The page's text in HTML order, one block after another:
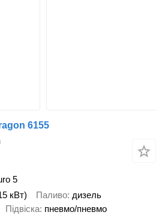
6155
5
кВт) Паливо дизель
Підвіска пневмо/пневмо